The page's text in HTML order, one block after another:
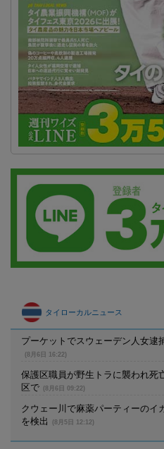
タイローカルニュース
プーケットでスウェーデン人女
(8月6日 16:22)
保護区職員が野生トラに襲われ
区で
(8月6日 09:22)
クウェー川で麻薬パーティーの
を検出
(8月5日 12:12)